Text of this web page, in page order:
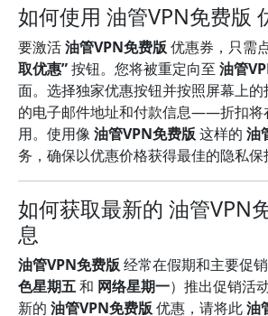
如何使用 油管VPN免费版
要激活油管VPN免费版 优惠券，只需
取优惠”按钮。您将被重定向至 油管
面。选择独家优惠按钮并按照屏幕上
的电子邮件地址和付款信息——折扣将
用。使用像 油管VPN免费版 这样的 油
务，确保以优惠价格获得最佳的隐私保
如何获取最新的 油管VPN
息
油管VPN免费版 经常在假期和主要促
色星期五和 网络星期一）推出促销活
新的 油管VPN免费版 优惠，请将此油